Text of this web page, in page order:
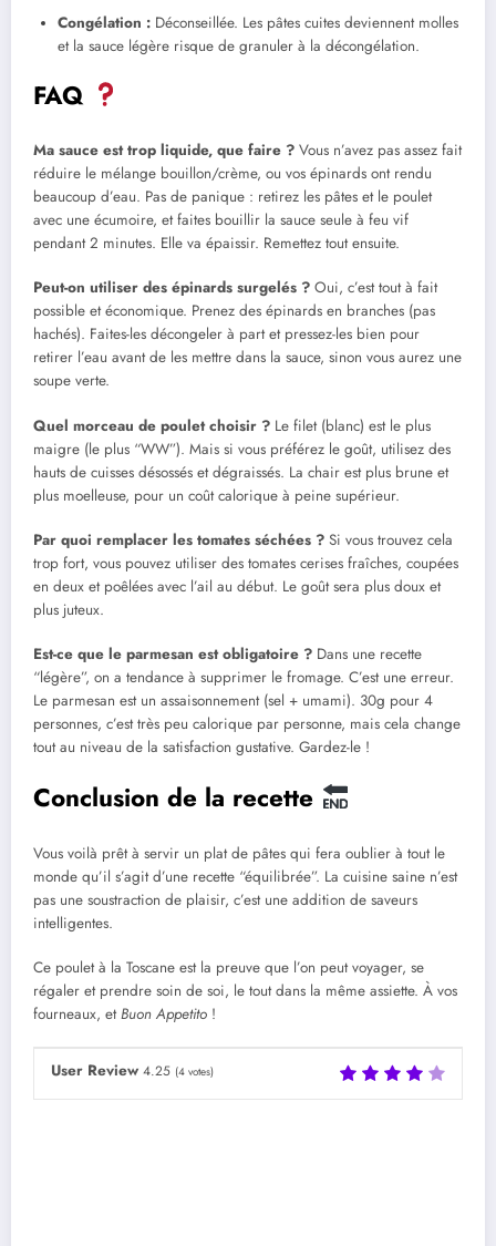
Congélation : Déconseillée. Les pâtes cuites deviennent molles
et la sauce légère risque de granuler à la décongélation.
FAQ
Ma sauce est trop liquide, que faire ? Vous n’avez pas assez fait
réduire le mélange bouillon/crème, ou vos épinards ont rendu
beaucoup d’eau. Pas de panique : retirez les pâtes et le poulet
avec une écumoire, et faites bouillir la sauce seule à feu vif
pendant 2 minutes. Elle va épaissir. Remettez tout ensuite.
Peut-on utiliser des épinards surgelés ? Oui, c’est tout à fait
possible et économique. Prenez des épinards en branches (pas
hachés). Faites-les décongeler à part et pressez-les bien pour
retirer l’eau avant de les mettre dans la sauce, sinon vous aurez une
soupe verte.
Quel morceau de poulet choisir ? Le filet (blanc) est le plus
maigre (le plus “WW”). Mais si vous préférez le goût, utilisez des
hauts de cuisses désossés et dégraissés. La chair est plus brune et
plus moelleuse, pour un coût calorique à peine supérieur.
Par quoi remplacer les tomates séchées ? Si vous trouvez cela
trop fort, vous pouvez utiliser des tomates cerises fraîches, coupées
en deux et poêlées avec l’ail au début. Le goût sera plus doux et
plus juteux.
Est-ce que le parmesan est obligatoire ? Dans une recette
“légère”, on a tendance à supprimer le fromage. C’est une erreur.
Le parmesan est un assaisonnement (sel + umami). 30g pour 4
personnes, c’est très peu calorique par personne, mais cela change
tout au niveau de la satisfaction gustative. Gardez-le !
Conclusion de la recette
Vous voilà prêt à servir un plat de pâtes qui fera oublier à tout le
monde qu’il s’agit d’une recette “équilibrée”. La cuisine saine n’est
pas une soustraction de plaisir, c’est une addition de saveurs
intelligentes.
Ce poulet à la Toscane est la preuve que l’on peut voyager, se
régaler et prendre soin de soi, le tout dans la même assiette. À vos
fourneaux, etBuon Appetito !
User Review 4.25 (4 votes)